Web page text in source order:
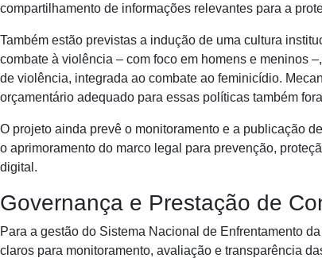
compartilhamento de informações relevantes para a
Também estão previstas a indução de uma cultura
combate à violência – com foco em homens e meninos
de violência, integrada ao combate ao feminicídio.
orçamentário adequado para essas políticas também
O projeto ainda prevê o monitoramento e a publicação
o aprimoramento do marco legal para prevenção,
digital.
Governança e Prestação de
Para a gestão do Sistema Nacional de Enfrentamento
claros para monitoramento, avaliação e transparência